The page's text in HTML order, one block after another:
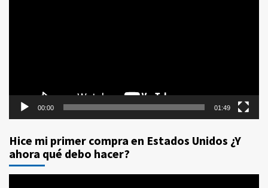
00:00 01:49
Hice mi primer compra en Estados Unidos ¿Y
ahora qué debo hacer?